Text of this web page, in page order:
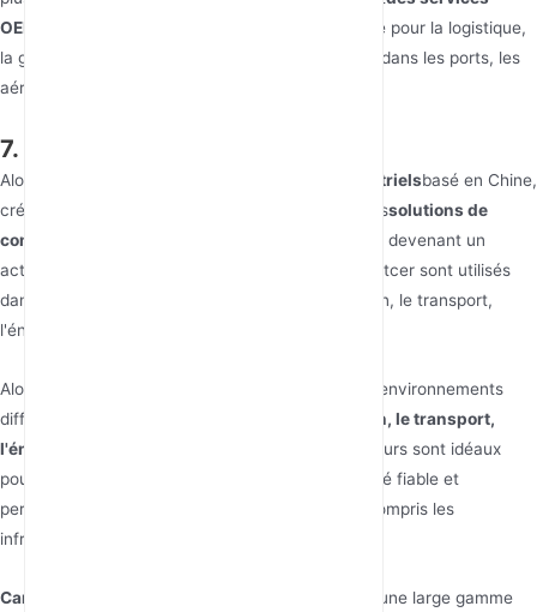
OEM/ODM
: Assure une connectivité transparente pour la logistique,
la gestion de flotte et les services aux passagers dans les ports, les
aéroports ou les gares.
7. Alotcer
Alotcer est un fabricant leader de routeurs industrielsbasé en Chine,
créé en 2014. L'entreprise est spécialisée dans lessolutions de
communication et de connectivité industrielles
, devenant un
acteur majeur dans le domaine. Les produits d'Alotcer sont utilisés
dans diverses industries, notamment la fabrication, le transport,
l'énergie et les télécommunications.
Alotcer dessert les entreprises opérant dans des environnements
difficiles, dans des secteurs tels que
la fabrication, le transport,
l'énergie et les télécommunications
. Leurs routeurs sont idéaux
pour toute entreprise nécessitant une connectivité fiable et
performante dans des conditions exigeantes, y compris les
infrastructures distantes et les flottes mobiles.
Caractéristiques des Produits :
Alotcer propose une large gamme